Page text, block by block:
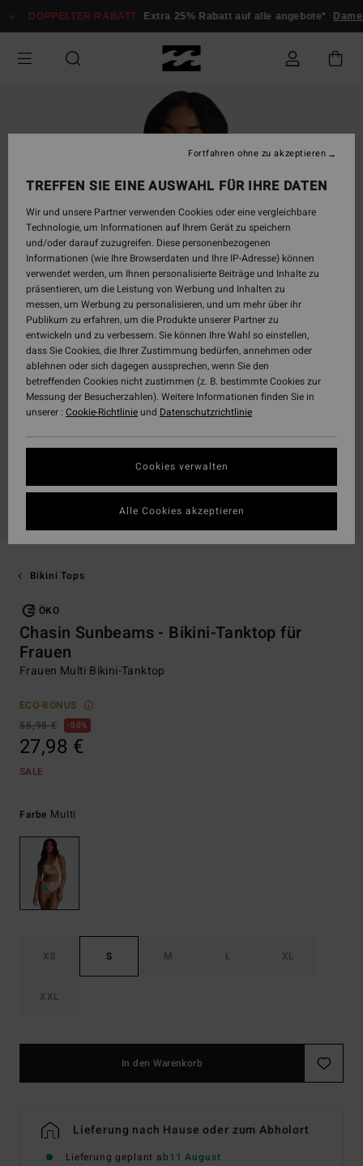
zur
springen
DOPPELTER RABATT Extra 25% Rabatt auf alle angebote* Damen
Bikini Tops
ÖKO
Chasin Sunbeams - Bikini-Tanktop für
Frauen
Frauen Multi Bikini-Tanktop
ECO-BONUS
55,95 €
50%
27,98 €
SALE
Farbe Multi
XS S M L XL
XXL
In den Warenkorb
Lieferung nach Hause oder zum Abholort
Lieferung geplant ab11 August
TREFFEN SIE EINE AUSWAHL FÜR IHRE DATEN
Wir und unsere Partner verwenden Cookies oder eine vergleichbare
Technologie, um Informationen auf Ihrem Gerät zu speichern
und/oder darauf zuzugreifen. Diese personenbezogenen
Informationen (wie Ihre Browserdaten und Ihre IP-Adresse) können
verwendet werden, um Ihnen personalisierte Beiträge und Inhalte zu
präsentieren, um die Leistung von Werbung und Inhalten zu
messen, um Werbung zu personalisieren, und um mehr über ihr
Publikum zu erfahren, um die Produkte unserer Partner zu
entwickeln und zu verbessern. Sie können Ihre Wahl so einstellen,
dass Sie Cookies, die Ihrer Zustimmung bedürfen, annehmen oder
ablehnen oder sich dagegen aussprechen, wenn Sie den
betreffenden Cookies nicht zustimmen (z. B. bestimmte Cookies zur
Messung der Besucherzahlen). Weitere Informationen finden Sie in
unserer : Cookie-Richtlinieund Datenschutzrichtlinie
Cookies verwalten
Fortfahren ohne zu akzeptieren
Alle Cookies akzeptieren